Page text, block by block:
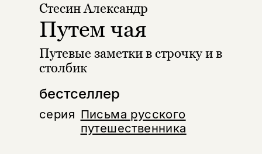
бестселлер
серия Письма русского
путешественника
Стесин Александр
Путем чая
Путевые заметки в строчку и в
столбик